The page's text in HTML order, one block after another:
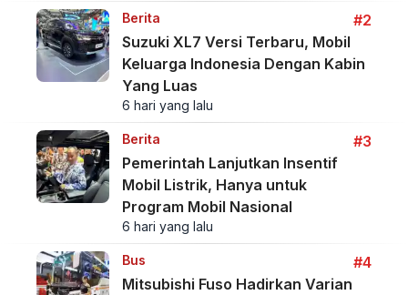
Berita
#2
Suzuki XL7 Versi Terbaru, Mobil
Keluarga Indonesia Dengan Kabin
Yang Luas
6 hari yang lalu
Berita
#3
Pemerintah Lanjutkan Insentif
Mobil Listrik, Hanya untuk
Program Mobil Nasional
6 hari yang lalu
Bus
#4
Mitsubishi Fuso Hadirkan Varian